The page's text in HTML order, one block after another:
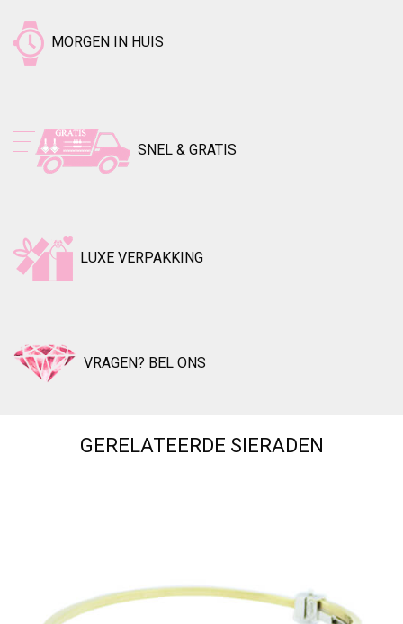
MORGEN IN HUIS
SNEL & GRATIS
LUXE VERPAKKING
VRAGEN? BEL ONS
GERELATEERDE SIERADEN